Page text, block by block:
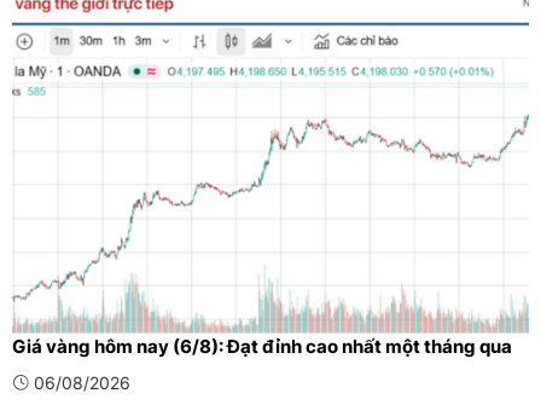
Giá vàng hôm nay (6/8): Đạt đỉnh cao nhất một tháng qua
06/08/2026